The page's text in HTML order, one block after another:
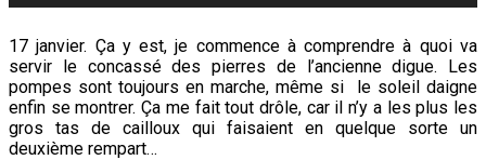
17 janvier. Ça y est, je commence à comprendre à quoi va
servir le concassé des pierres de l’ancienne digue. Les
pompes sont toujours en marche, même si le soleil daigne
enfin se montrer. Ça me fait tout drôle, car il n’y a les plus les
gros tas de cailloux qui faisaient en quelque sorte un
deuxième rempart…